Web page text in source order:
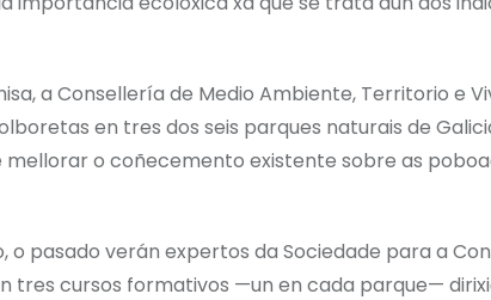
a Consellería de Medio Ambiente, Territorio e
en tres dos seis parques naturais de
o coñecemento existente sobre as
o pasado verán expertos da Sociedade para a
tres cursos formativos —un en cada parque—